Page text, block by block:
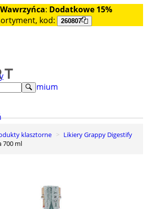
: Dodatkowe 15%
kod: 260807
Odkryj premium
klasztorne
Likiery Grappy Digestify
700 ml